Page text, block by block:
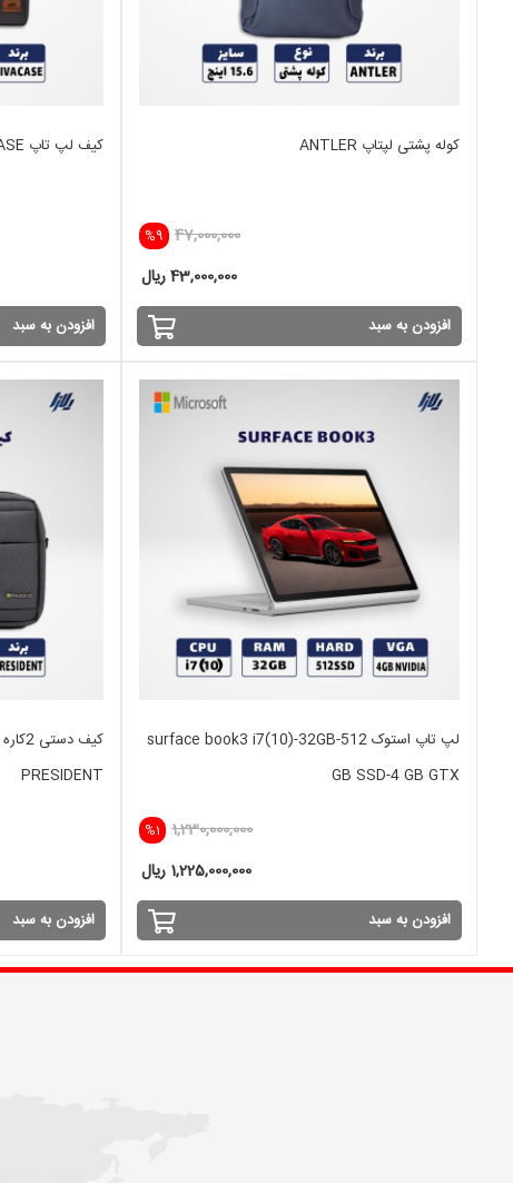
کوله پشتی لپتاپ ANTLER
%9 47,000,000
43,000,000 ریال
افزودن به سبد
کیف لپ تاپ RIVACASE سایز 14 اینچی
افزودن به سبد
لپ تاپ استوک surface book3 i7(10)-32GB-512
GB SSD-4 GB GTX
%1 1,230,000,000
1,225,000,000 ریال
افزودن به سبد
PRESIDENT
افزودن به سبد